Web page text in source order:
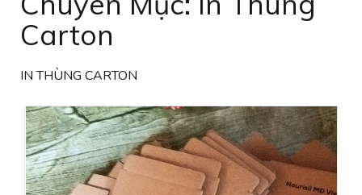
Carton
IN THÙNG CARTON